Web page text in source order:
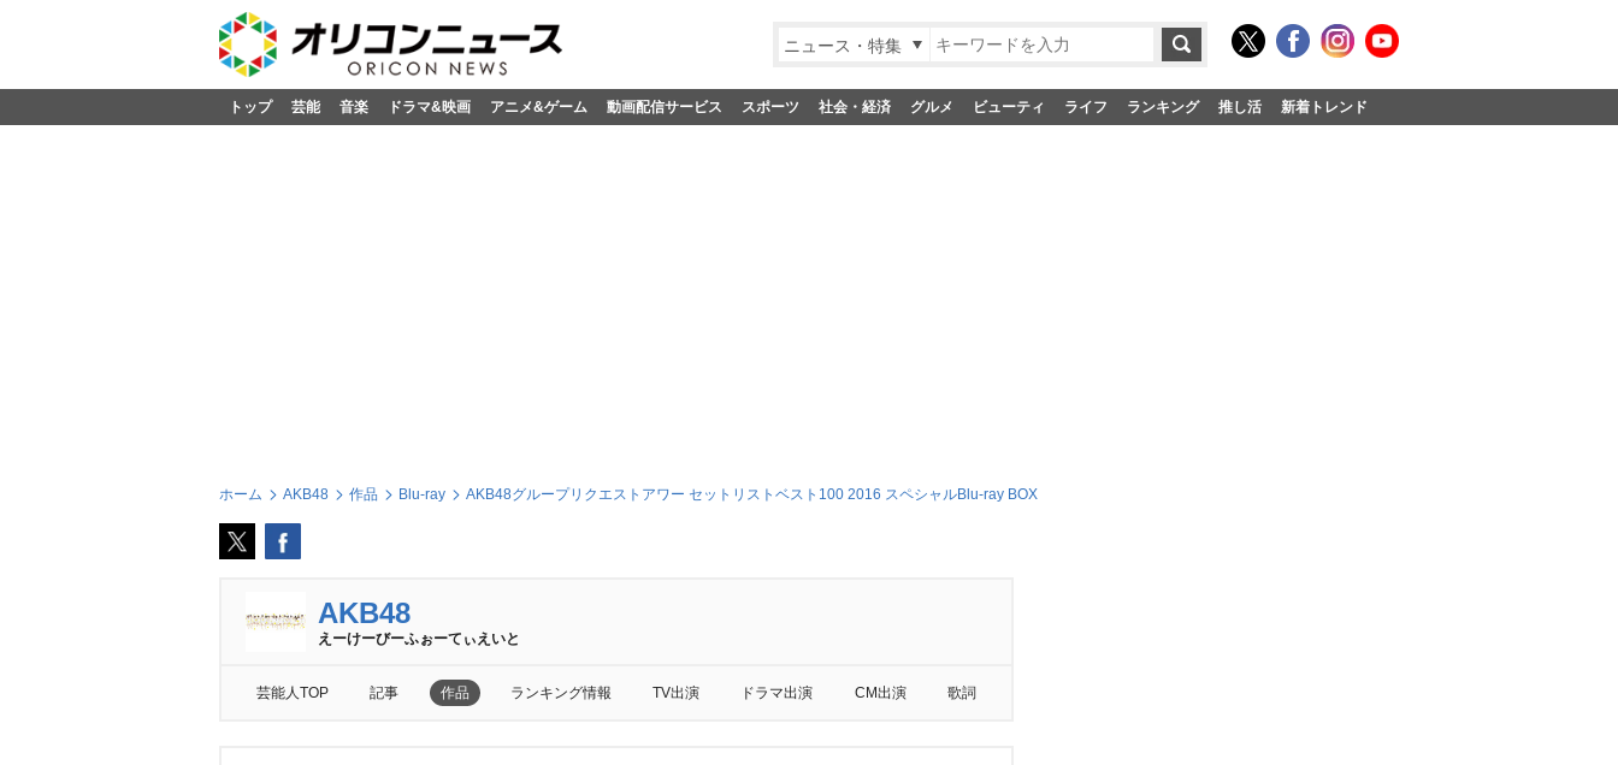
ニュース・特集
トップ 芸能 音楽 ドラマ&映画 アニメ&ゲーム 動画配信サービス スポーツ 社会・経済 グルメ ビューティ ライフ ランキング 推し活 新着トレンド
ホーム AKB48 作品 Blu-ray AKB48グループリクエストアワー セットリストベスト100 2016 スペシャルBlu-ray BOX
AKB48
えーけーびーふぉーてぃえいと
芸能人TOP 記事 作品 ランキング情報 TV出演 ドラマ出演 CM出演 歌詞